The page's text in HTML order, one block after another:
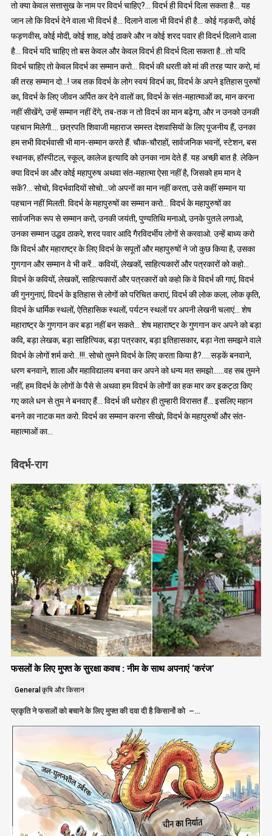
तो क्या केवल सत्तासुख के नाम पर विदर्भ चाहिए?… विदर्भ ही विदर्भ दिला सकता है… यह
जान लो कि विदर्भ देने वाला भी विदर्भ है… दिलाने वाला भी विदर्भ ही है… कोई गड़करी, कोई
फड़णवीस, कोई मोदी, कोई शाह, कोई ठाकरे और न कोई शरद पवार ही विदर्भ दिलाने वाला
है… विदर्भ यदि चाहिए तो बस केवल और केवल विदर्भ ही विदर्भ दिला सकता है…तो यदि
विदर्भ चाहिए तो केवल विदर्भ का सम्मान करो… विदर्भ की धरती को मां की तरह प्यार करो, मां
की तरह सम्मान दो…! जब तक विदर्भ के लोग स्वयं विदर्भ का, विदर्भ के अपने इतिहास पुरुषों
का, विदर्भ के लिए जीवन अर्पित कर देने वालों का, विदर्भ के संत-महात्माओं का, मान करना
नहीं सीखेंगे, उन्हें सम्मान नहीं देंगे, तब-तक न तो विदर्भ का मान बढ़ेगा, और न उनको उनकी
पहचान मिलेगी…. छत्रपति शिवाजी महाराज समस्त देशवासियों के लिए पूजनीय हैं, उनका
हम सभी विदर्भवासी भी मान-सम्मान करते हैं. चौक-चौराहों, सार्वजनिक भवनों, स्टेशन, बस
स्थानक, हॉस्पीटल, स्कूल, कालेज इत्यादि को उनका नाम देते हैं. यह अच्छी बात है. लेकिन
क्या विदर्भ का और कोई महापुरुष अथवा संत-महात्मा ऐसा नहीं है, जिसको हम मान दे
सकें?… सोचो, विदर्भवादियों सोचो…जो अपनों का मान नहीं करता, उसे कहीं सम्मान या
पहचान नहीं मिलती. विदर्भ के महापुरुषों का सम्मान करो… विदर्भ के महापुरुषों का
सार्वजनिक रूप से सम्मान करो, उनकी जयंती, पुण्यतिथि मनाओ, उनके पुतले लगाओ,
उनका सम्मान उद्धव ठाकरे, शरद पवार आदि गैरविदर्भीय लोगों से करवाओ. उन्हें बाध्य करो
कि विदर्भ और महाराष्ट्र के लिए विदर्भ के सपूतों और महापुरुषों ने जो कुछ किया है, उसका
गुणगान और सम्मान वे भी करें… कवियों, लेखकों, साहित्यकारों और पत्रकारों को कहो…
विदर्भ के कवियों, लेखकों, साहित्यकारों और पत्रकारों को कहो कि वे विदर्भ की गाएं, विदर्भ
की गुनगुनाएं, विदर्भ के इतिहास से लोगों को परिचित कराएं, विदर्भ की लोक कला, लोक कृति,
विदर्भ के धार्मिक स्थलों, ऐतिहासिक स्थलों, पर्यटन स्थलों पर अपनी लेखनी चलाएं… शेष
महाराष्ट्र के गुणगान कर बड़ा नहीं बन सकते… शेष महाराष्ट्र के गुणगान कर अपने को बड़ा
कवि, बड़ा लेखक, बड़ा साहित्यिक, बड़ा पत्रकार, बड़ा इतिहासकार, बड़ा नेता समझने वाले
विदर्भ के लोगों शर्म करो…!!!..सोचो तुमने विदर्भ के लिए करता किया है?…..सड़कें बनवाने,
धरण बनवाने, शाला और महाविद्यालय बनवा कर अपने को धन्य मत समझो……वह सब तुमने
नहीं, हम विदर्भ के लोगों के पैसे से अथवा हम विदर्भ के लोगों का हक मार कर इकट्ठा किए
गए काले धन से तुम ने बनवाए हैं… विदर्भ की धरोहर ही तुम्हारी विरासत हैं… इसलिए महान
बनने का नाटक मत करो. विदर्भ का सम्मान करना सीखो, विदर्भ के महापुरुषों और संत-
महात्माओं का…
विदर्भ-राग
फसलों के लिए मुफ्त के सुरक्षा कवच : नीम के साथ अपनाएं ‘करंज’
General कृषि और किसान
प्रकृति ने फसलों को बचाने के लिए मुफ्त की दवा दी है किसानों को –…